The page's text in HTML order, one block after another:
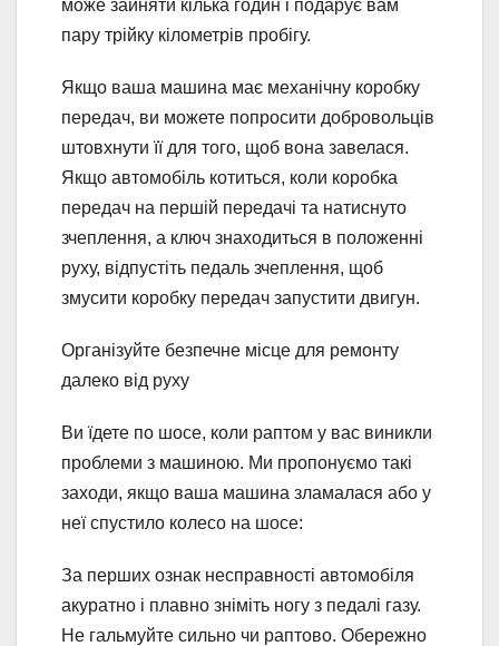
може зайняти кілька годин і подарує вам
пару трійку кілометрів пробігу.
Якщо ваша машина має механічну коробку
передач, ви можете попросити добровольців
штовхнути її для того, щоб вона завелася.
Якщо автомобіль котиться, коли коробка
передач на першій передачі та натиснуто
зчеплення, а ключ знаходиться в положенні
руху, відпустіть педаль зчеплення, щоб
змусити коробку передач запустити двигун.
Організуйте безпечне місце для ремонту
далеко від руху
Ви їдете по шосе, коли раптом у вас виникли
проблеми з машиною. Ми пропонуємо такі
заходи, якщо ваша машина зламалася або у
неї спустило колесо на шосе:
За перших ознак несправності автомобіля
акуратно і плавно зніміть ногу з педалі газу.
Не гальмуйте сильно чи раптово. Обережно